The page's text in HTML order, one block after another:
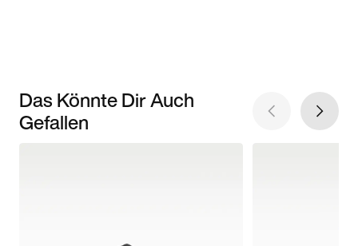
Das Könnte Dir Auch
Gefallen